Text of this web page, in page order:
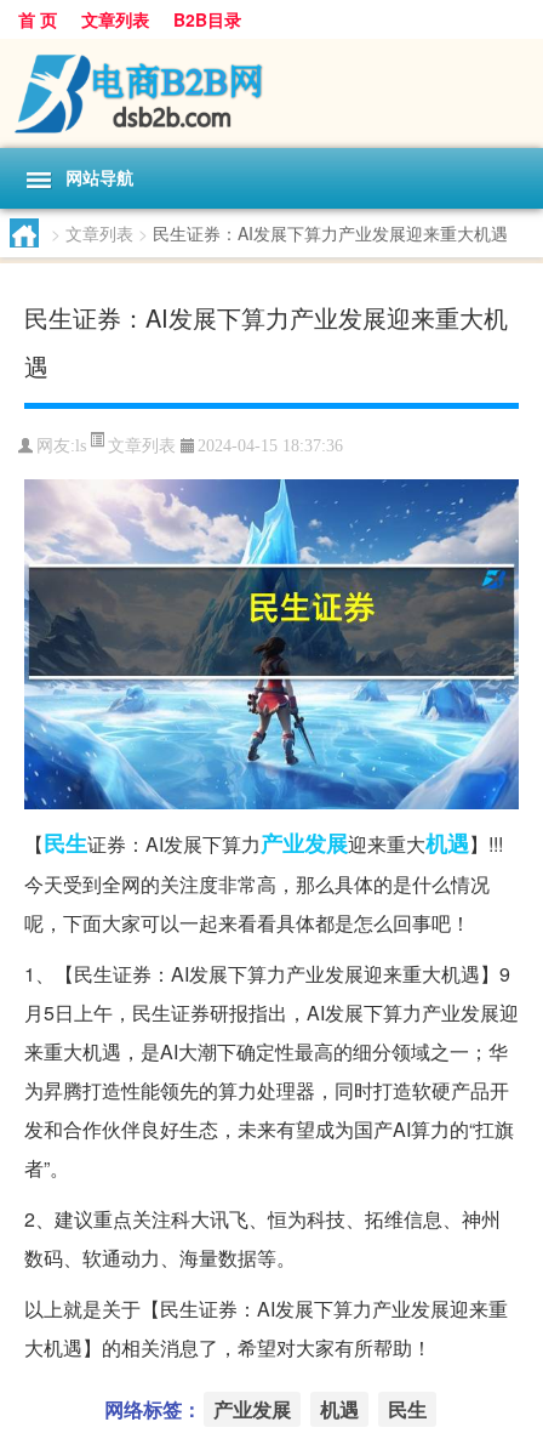
首 页 文章列表 B2B目录
网站导航
> 文章列表 > 民生证券：AI发展下算力产业发展迎来重大机遇
民生证券：AI发展下算力产业发展迎来重大机
遇
网友:ls 文章列表 2024-04-15 18:37:36
【民生证券：AI发展下算力产业发展迎来重大机遇】!!!
今天受到全网的关注度非常高，那么具体的是什么情况
呢，下面大家可以一起来看看具体都是怎么回事吧！
1、【民生证券：AI发展下算力产业发展迎来重大机遇】9
月5日上午，民生证券研报指出，AI发展下算力产业发展迎
来重大机遇，是AI大潮下确定性最高的细分领域之一；华
为昇腾打造性能领先的算力处理器，同时打造软硬产品开
发和合作伙伴良好生态，未来有望成为国产AI算力的“扛旗
者”。
2、建议重点关注科大讯飞、恒为科技、拓维信息、神州
数码、软通动力、海量数据等。
以上就是关于【民生证券：AI发展下算力产业发展迎来重
大机遇】的相关消息了，希望对大家有所帮助！
网络标签： 产业发展 机遇 民生